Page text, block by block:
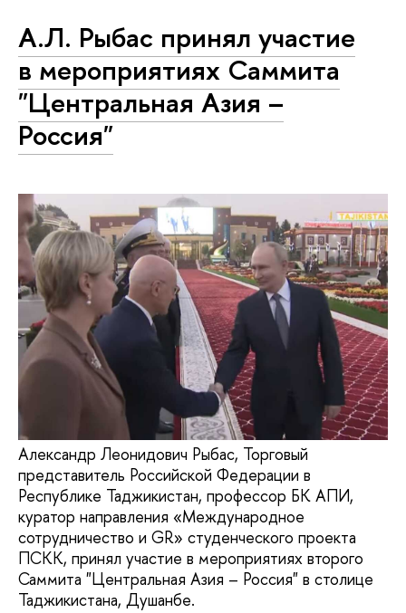
А.Л. Рыбас принял участие
в мероприятиях Саммита
"Центральная Азия –
Россия"
Александр Леонидович Рыбас, Торговый
представитель Российской Федерации в
Республике Таджикистан, профессор БК АПИ,
куратор направления «Международное
сотрудничество и GR» студенческого проекта
ПСКК, принял участие в мероприятиях второго
Саммита "Центральная Азия – Россия" в столице
Таджикистана, Душанбе.